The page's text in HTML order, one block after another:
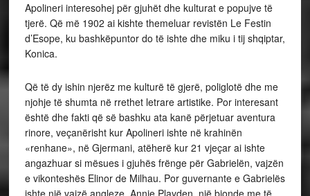
Apolineri interesohej për gjuhët dhe kulturat e popujve të
tjerë. Që më 1902 ai kishte themeluar revistën Le Festin
d’Esope, ku bashkëpuntor do të ishte dhe miku i tij shqiptar,
Konica.
Që të dy ishin njerëz me kulturë të gjerë, poliglotë dhe me
njohje të shumta në rrethet letrare artistike. Por interesant
është dhe fakti që së bashku ata kanë përjetuar aventura
rinore, veçanërisht kur Apolineri ishte në krahinën
«renhane», në Gjermani, atëherë kur 21 vjeçar ai ishte
angazhuar si mësues i gjuhës frënge për Gabrielën, vajzën
e vikonteshës Elinor de Milhau. Por guvernante e Gabrielës
ishte një vajzë angleze, Annie Playden, një bjonde me të